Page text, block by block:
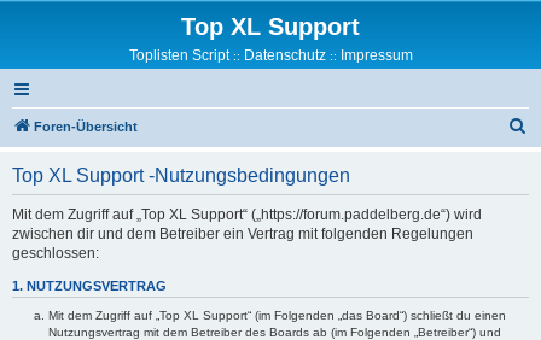
Top XL Support
Toplisten Script:: Datenschutz:: Impressum
Foren-Übersicht
Top XL Support -Nutzungsbedingungen
Mit dem Zugriff auf „Top XL Support“ („https://forum.paddelberg.de“) wird
zwischen dir und dem Betreiber ein Vertrag mit folgenden Regelungen
geschlossen:
1. NUTZUNGSVERTRAG
Mit dem Zugriff auf „Top XL Support“ (im Folgenden „das Board“) schließt du einen
Nutzungsvertrag mit dem Betreiber des Boards ab (im Folgenden „Betreiber“) und